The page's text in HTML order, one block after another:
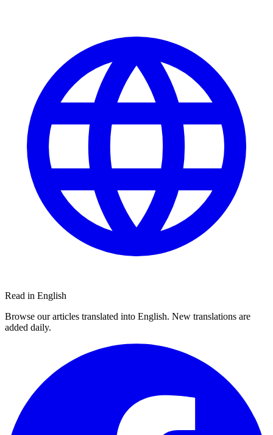
Read in English
Browse our articles translated into English. New translations are
added daily.